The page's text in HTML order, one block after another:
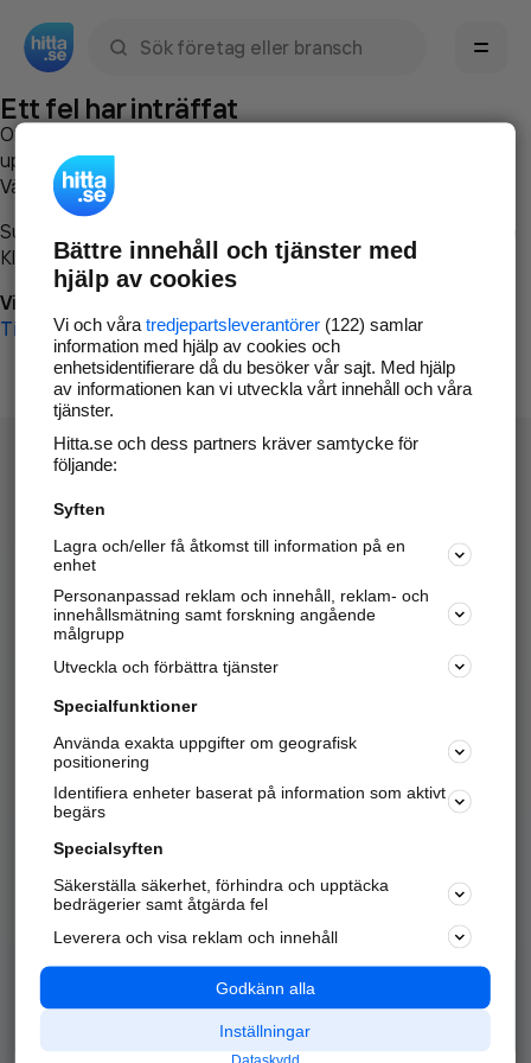
Ett fel har inträffat
Om du vill kan du
uppstod så att vi lättare och snabbare kan avhjälpa det.
Vänligen försök med följande:
Surfa till
Klicka påTillbaka-knappen i webbläsaren och försök igen
Vi beklagar besväret!
Till startsidan
Hitta.se - Gratis nummerupplysning.
Sök företag, personer och platser.
Hitta telefonnummer, adresser, företagsinfo mm.
Marknadsför företaget
Kom igång och annonsera mot
samarbetspartners nära dig.
Alla kategorier
Populära sökningar
API & Kartor
Annonsera
Integritet
Nödnummer
Bättre innehåll och tjänster med
hjälp av cookies
Vi och våra tredjepartsleverantörer(122) samlar
information med hjälp av cookies och
enhetsidentifierare då du besöker vår sajt. Med hjälp
av informationen kan vi utveckla vårt innehåll och våra
tjänster.
Hitta.se och dess partners kräver samtycke för
följande:
Syften
Lagra och/eller få åtkomst till information på en
enhet
Personanpassad reklam och innehåll, reklam- och
innehållsmätning samt forskning angående
målgrupp
Utveckla och förbättra tjänster
Specialfunktioner
Använda exakta uppgifter om geografisk
positionering
Identifiera enheter baserat på information som aktivt
begärs
Specialsyften
Säkerställa säkerhet, förhindra och upptäcka
bedrägerier samt åtgärda fel
Leverera och visa reklam och innehåll
Godkänn alla
Inställningar
Dataskydd